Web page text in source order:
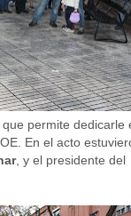
que permite dedicarle
En el acto
, y el presidente del